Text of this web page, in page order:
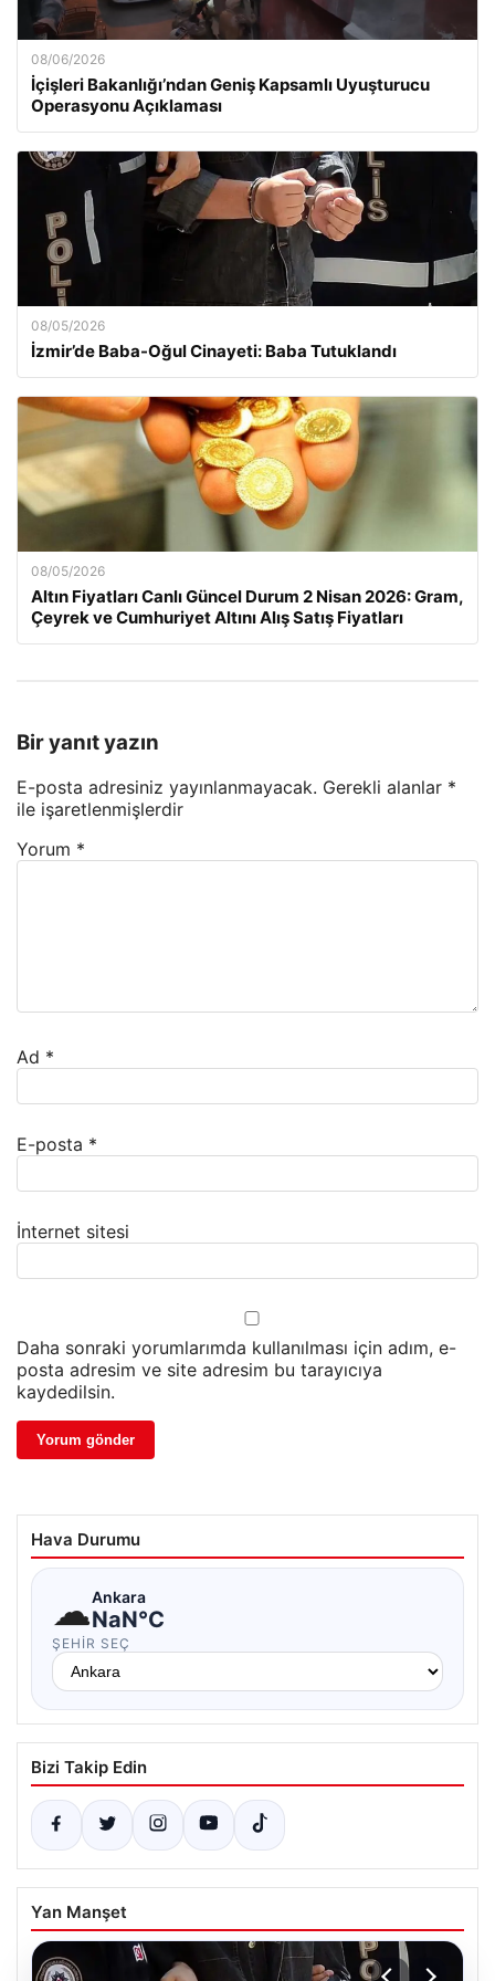
08/06/2026
İçişleri Bakanlığı’ndan Geniş Kapsamlı Uyuşturucu
Operasyonu Açıklaması
08/05/2026
İzmir’de Baba-Oğul Cinayeti: Baba Tutuklandı
08/05/2026
Altın Fiyatları Canlı Güncel Durum 2 Nisan 2026: Gram,
Çeyrek ve Cumhuriyet Altını Alış Satış Fiyatları
Bir yanıt yazın
E-posta adresiniz yayınlanmayacak. Gerekli alanlar *
ile işaretlenmişlerdir
Yorum *
Ad *
E-posta *
İnternet sitesi
Daha sonraki yorumlarımda kullanılması için adım, e-
posta adresim ve site adresim bu tarayıcıya
kaydedilsin.
Hava Durumu
☁Ankara
NaN°C
ŞEHIR SEÇ
Bizi Takip Edin
Yan Manşet